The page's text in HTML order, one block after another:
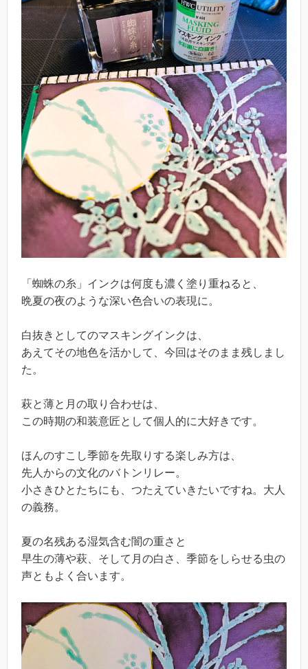
「蜘蛛の糸」インクは何度も濃く塗り重ねると、
晩夏の夜のような深い色合いの表現に。
白抜きとしてのマスキングインクは、
あえてその地色を活かして、今回はそのまま残しまし
た。
萩と薄と月の取り合わせは、
この時期の和装意匠として個人的に大好きです。
ほんのすこし季節を先取りする楽しみ方は、
先人からの文化のバトンリレー。
小さきひとたちにも、つたえていきたいですね。大人
の義務。
夏の名残ある湿気含む闇の重さと
早生の薄や萩、そして月の白さ、季節をしらせる虫の
声ともよく合います。